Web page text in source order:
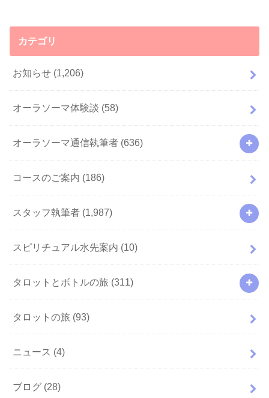
カテゴリ
お知らせ (1,206)
オーラソーマ体験談 (58)
オーラソーマ通信執筆者 (636)
コースのご案内 (186)
スタッフ執筆者 (1,987)
スピリチュアル水先案内 (10)
タロットとボトルの旅 (311)
タロットの旅 (93)
ニュース (4)
ブログ (28)